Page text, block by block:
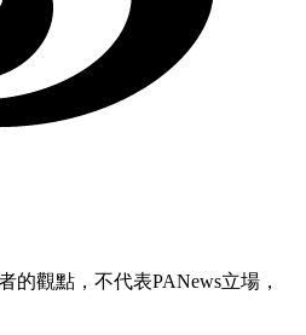
的觀點，不代表PANews立場，